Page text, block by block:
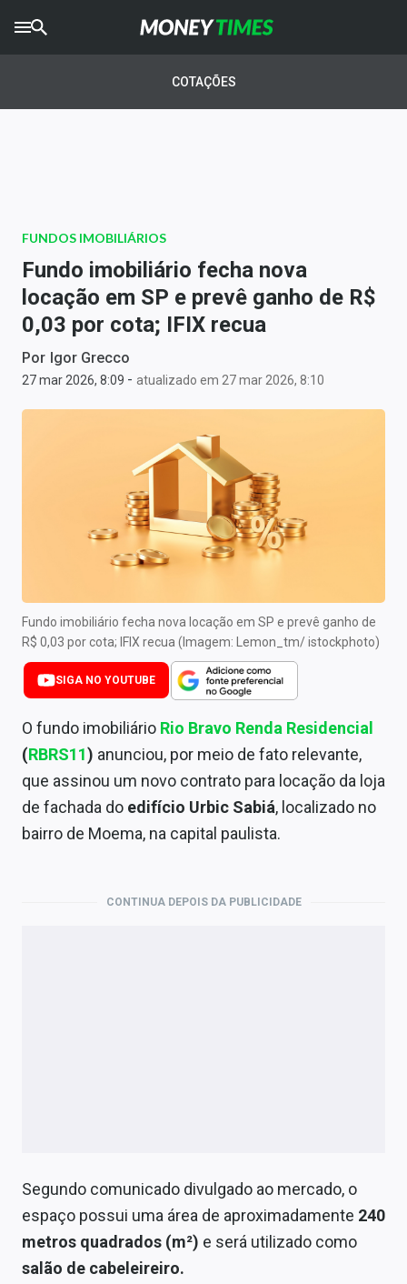
AGROTIMES
Newsletters
Money Trader
Anuncie
Últimas Notícias
Comprar ou vender?
Carteiras Recomendadas
Central de Fundos Imobiliários
Central dos IPOs
Renda Fixa
Mercados
Conteúdo de Marca
Sobre
Expediente
COTAÇÕES
FUNDOS IMOBILIÁRIOS
Fundo imobiliário fecha nova
locação em SP e prevê ganho de R$
0,03 por cota; IFIX recua
Por Igor Grecco
27 mar 2026, 8:09 - atualizado em 27 mar 2026, 8:10
Fundo imobiliário fecha nova locação em SP e prevê ganho de
R$ 0,03 por cota; IFIX recua (Imagem: Lemon_tm/ istockphoto)
SIGA NO YOUTUBE
O fundo imobiliário Rio Bravo Renda Residencial
(RBRS11) anunciou, por meio de fato relevante,
que assinou um novo contrato para locação da loja
de fachada do edifício Urbic Sabiá, localizado no
bairro de Moema, na capital paulista.
CONTINUA DEPOIS DA PUBLICIDADE
Segundo comunicado divulgado ao mercado, o
espaço possui uma área de aproximadamente 240
metros quadrados (m²) e será utilizado como
salão de cabeleireiro.